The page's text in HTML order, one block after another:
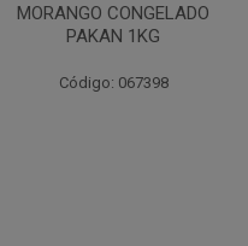
MORANGO CONGELADO
PAKAN 1KG
Código: 067398